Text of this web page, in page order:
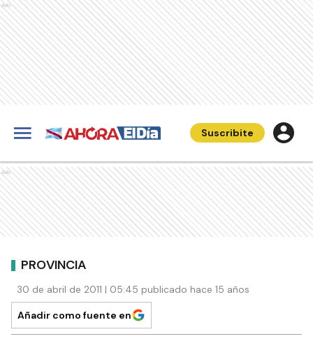
Ads
Suscribite
Ads
PROVINCIA
30 de abril de 2011 | 05:45 publicado hace 15 años
Añadir como fuente en